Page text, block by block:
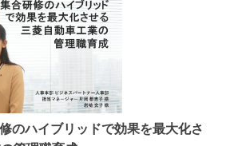
のハイブリッドで効果を最大化さ